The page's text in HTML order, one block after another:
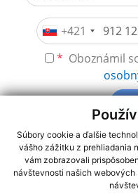
Súbory cookie a ďalšie
vášho zážitku z prehliadania
vám zobrazovali
návštevnosti našich webových
+421
* Oboznámil
využite možnosť
CMS systém (redakčný)
webhosting,